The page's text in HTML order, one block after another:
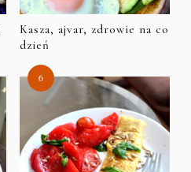
Kasza, ajvar, zdrowie na co
dzień